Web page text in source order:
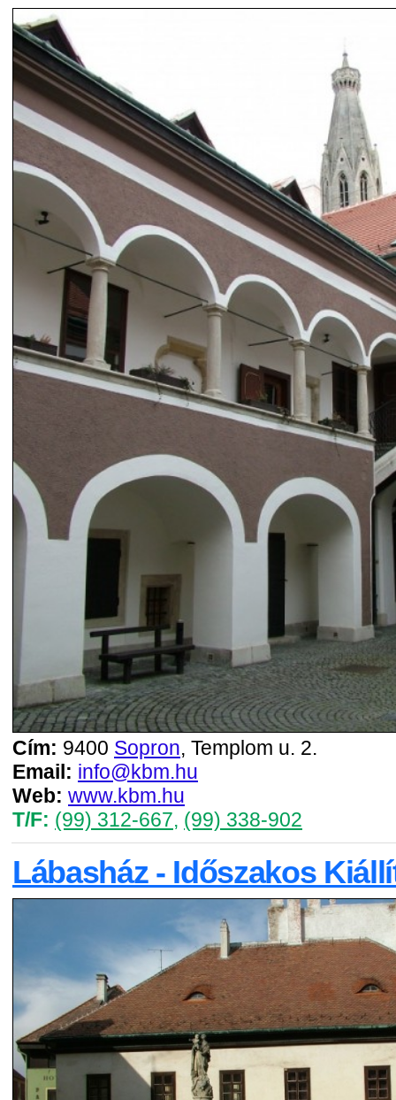
Cím: 9400 Sopron, Templom u. 2.
Email: info@kbm.hu
Web: www.kbm.hu
T/F: (99) 312-667, (99) 338-902
Lábasház - Időszakos